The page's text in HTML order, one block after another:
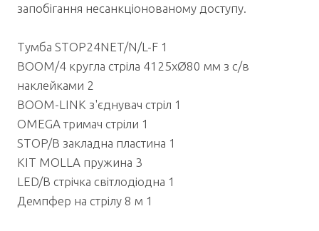
запобігання несанкціонованому доступу.
Тумба STOP24NET/N/L-F 1
BOOM/4 кругла стріла 4125xØ80 мм з с/в
наклейками 2
BOOM-LINK з'єднувач стріл 1
OMEGA тримач стріли 1
STOP/B закладна пластина 1
KIT MOLLA пружина 3
LED/B стрічка світлодіодна 1
Демпфер на стрілу 8 м 1